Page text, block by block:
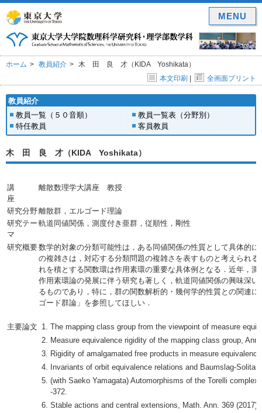
ホーム 教員紹介
木 田 良 才（KIDA Yoshikata）
本文印刷 | 全画面プリント
教員紹介
教員一覧（５０音順）
教員一覧表（分野別）
特任教員
客員教員
木 田 良 才（KIDA Yoshikata）
講
座
離散数理学大講座 教授
研究分野離散群，エルゴード理論
研究テー
マ
軌道同値関係，測度付き亜群，従順性，剛性
研究概要数学的対象の分類可能性は，ある同値関係の性質として具体的
の複雑さは，対応する分類問題の複雑さを表すものと考えられ
れを積とする関数環は作用素環の重要な具体例となる．近年，
作用素環論の発展に伴う研究も著しく，軌道同値関係の興味深
るものであり，特に，群の関数解析的・幾何学的性質との関連
ゴード群論」を参照してほしい．
主要論文
The mapping class group from the viewpoint of measure
Measure equivalence rigidity of the mapping class group,
Rigidity of amalgamated free products in measure
Invariants of orbit equivalence relations and Baumslag-
(with Saeko Yamagata) Automorphisms of the Torelli
-372.
Stable actions and central extensions, Math. Ann. 369 (2017),
MENU